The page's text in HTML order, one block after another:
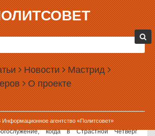
Новости Мастрид
О проекте
Информационное агентство «Политсовет»
ВПЕРВЫЕ ОМОЕТ НОГИ
истории в Великий Четверг Патриарх
чин омовения ног священнослужителям.
молитву, в которой попросит Господа через
омыть грехи людей.
в Богоявленском кафедральном соборе
Чин омовения ног — редко
когда в Страстной Четверг